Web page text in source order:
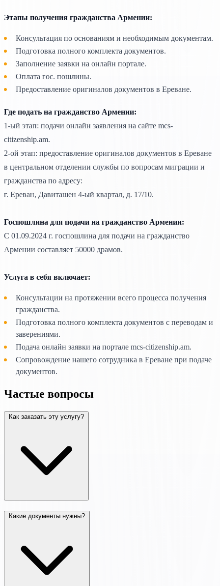
Этапы получения гражданства Армении:
Консультация по основаниям и необходимым документам.
Подготовка полного комплекта документов.
Заполнение заявки на онлайн портале.
Оплата гос. пошлины.
Предоставление оригиналов документов в Ереване.
Где подать на гражданство Армении:
1-ый этап: подачи онлайн заявления на сайте mcs-
citizenship.am.
2-ой этап: предоставление оригиналов документов в Ереване
в центральном отделении службы по вопросам миграции и
гражданства по адресу:
г. Ереван, Давиташен 4-ый квартал, д. 17/10.
Госпошлина для подачи на гражданство Армении:
С 01.09.2024 г. госпошлина для подачи на гражданство
Армении составляет 50000 драмов.
Услуга в себя включает:
Консультации на протяжении всего процесса получения
гражданства.
Подготовка полного комплекта документов с переводам и
заверениями.
Подача онлайн заявки на портале mcs-citizenship.am.
Сопровождение нашего сотрудника в Ереване при подаче
документов.
Частые вопросы
Как заказать эту услугу?
Какие документы нужны?